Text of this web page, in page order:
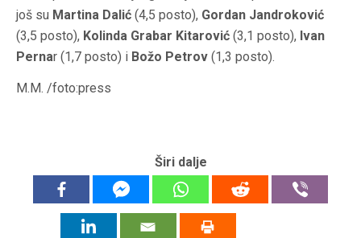
još su Martina Dalić (4,5 posto), Gordan Jandroković
(3,5 posto), Kolinda Grabar Kitarović (3,1 posto), Ivan
Pernar (1,7 posto) i Božo Petrov (1,3 posto).
M.M. /foto:press
Širi dalje